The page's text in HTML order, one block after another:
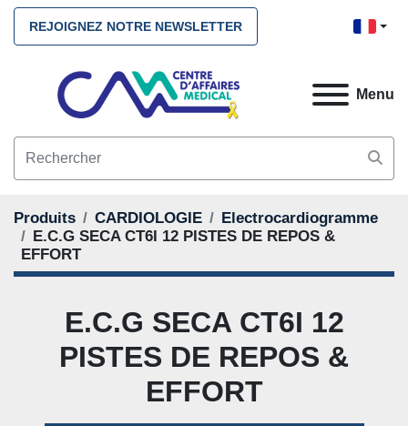
REJOIGNEZ NOTRE NEWSLETTER
Menu
Produits CARDIOLOGIE
Electrocardiogramme
E.C.G SECA CT6I 12 PISTES DE REPOS &
EFFORT
E.C.G SECA CT6I 12
PISTES DE REPOS &
EFFORT